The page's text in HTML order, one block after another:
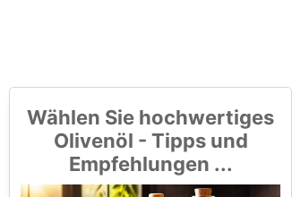
Wählen Sie hochwertiges
Olivenöl - Tipps und
Empfehlungen ...